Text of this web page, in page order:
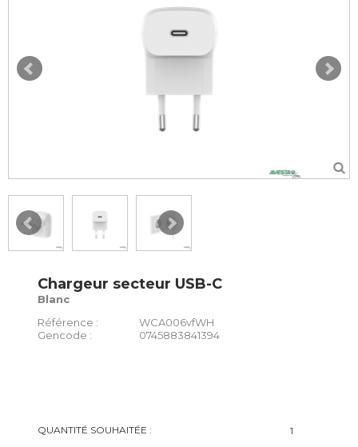
Chargeur secteur USB-C
Blanc
Référence :
WCA006vfWH
Gencode :
0745883841394
QUANTITÉ SOUHAITÉE :